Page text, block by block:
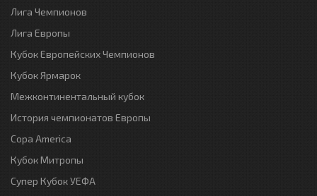
Лига Чемпионов
Лига Европы
Кубок Европейских Чемпионов
Кубок Ярмарок
Межконтинентальный кубок
История чемпионатов Европы
Copa America
Кубок Митропы
Супер Кубок УЕФА